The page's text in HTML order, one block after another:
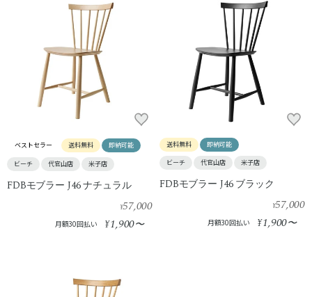
ベストセラー 送料無料 即納可能
ビーチ 代官山店 米子店
FDBモブラー J46 ナチュラル
¥57,000
月額30回払い ¥1,900〜
送料無料
即納可能
ビーチ
代官山店 米子店
FDBモブラー J46 ブラック
¥57,000
月額30回払い ¥1,900〜